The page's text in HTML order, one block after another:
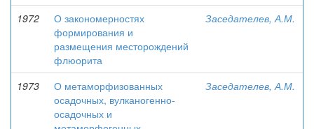
1972
О закономерностях
формирования и
размещения месторождений
флюорита
Заседателев, А.М.
1973
О метаморфизованных
осадочных, вулканогенно-
осадочных и
Заседателев, А.М.